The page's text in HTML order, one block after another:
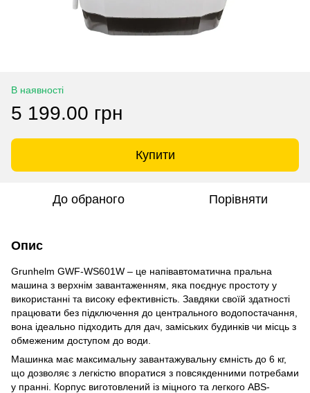
В наявності
5 199.00 грн
Купити
До обраного Порівняти
Опис
Grunhelm GWF-WS601W – це напівавтоматична пральна
машина з верхнім завантаженням, яка поєднує простоту у
використанні та високу ефективність. Завдяки своїй здатності
працювати без підключення до центрального водопостачання,
вона ідеально підходить для дач, заміських будинків чи місць з
обмеженим доступом до води.
Машинка має максимальну завантажувальну ємність до 6 кг,
що дозволяє з легкістю впоратися з повсякденними потребами
у пранні. Корпус виготовлений із міцного та легкого ABS-